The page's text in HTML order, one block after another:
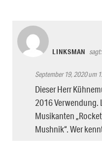
LINKSMAN sagt:
September 19, 2020 um
Dieser Herr
2016 Verwendung.
Musikanten
Mushnik“. Wer